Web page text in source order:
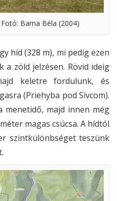
Barna Béla (2004)
híd (328 m), mi pedig ezen
zöld jelzésen. Rövid ideig
keletre fordulunk, és
(Priehyba pod Sivcom).
majd innen még
magas csúcsa. A hídtól
szintkülönbséget teszünk